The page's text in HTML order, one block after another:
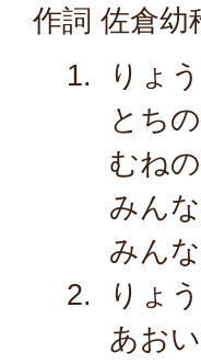
作詞 佐倉幼
りょ
とち
むね
みん
みん
りょ
あお